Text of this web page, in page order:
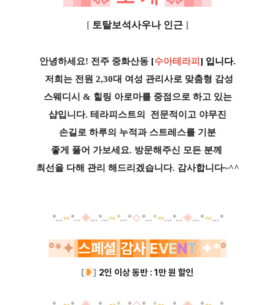
[ 토탈보석사우나 인근 ]
안녕하세요! 전주 중화산동 [수아테라피] 입니다.
저희는 전원 2,30대 여성 관리사로 맞춤형 감성
스웨디시 & 힐링 아로마를 중점으로 하고 있는
샵입니다. 테라피스트의 전문적이고 야무진
손길로 하루의 누적과 스트레스를 기분
좋게 풀어 가보세요. 방문해주신 모든 분께
최선을 다해 관리 해드리겠습니다. 감사합니다~^^
*…∽*…◈…*…∽*…*◇*…*∽…*…◈…*∽…*
°*✦ 스페셜 감사 EVENT ✦*°
[❥] 2인 이상 동반 : 1만 원 할인